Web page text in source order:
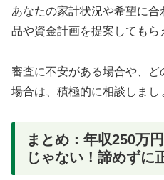
あなたの家計状況や希望に
品や資金計画を提案してもら
審査に不安がある場合や、ど
場合は、積極的に相談しまし
まとめ：年収250万
じゃない！諦めずに